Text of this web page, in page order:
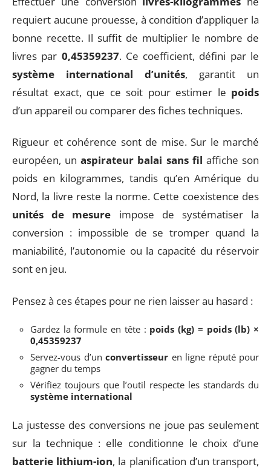
requiert aucune prouesse, à condition d’appliquer la
bonne recette. Il suffit de multiplier le nombre de
livres par 0,45359237. Ce coefficient, défini par le
système international d’unités, garantit un
résultat exact, que ce soit pour estimer le poids
d’un appareil ou comparer des fiches techniques.
Rigueur et cohérence sont de mise. Sur le marché
européen, unaspirateur balai sans fil affiche son
poids en kilogrammes, tandis qu’en Amérique du
Nord, la livre reste la norme. Cette coexistence des
unités de mesure impose de systématiser la
conversion : impossible de se tromper quand la
maniabilité, l’autonomie ou la capacité du réservoir
sont en jeu.
Pensez à ces étapes pour ne rien laisser au hasard :
Gardez la formule en tête : poids (kg) = poids (lb) ×
0,45359237
Servez-vous d’un convertisseur en ligne réputé pour
gagner du temps
Vérifiez toujours que l’outil respecte les standards du
système international
La justesse des conversions ne joue pas seulement
sur la technique : elle conditionne le choix d’une
batterie lithium-ion, la planification d’un transport,